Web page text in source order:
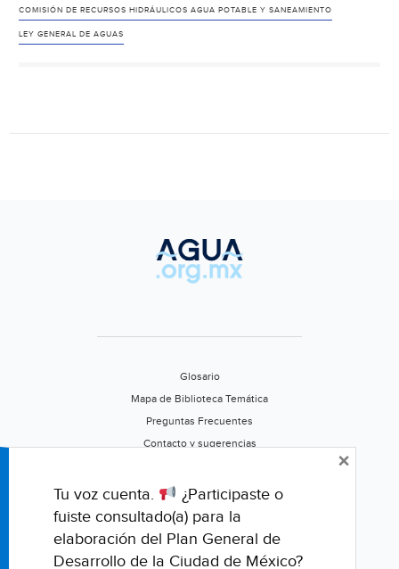
COMISIÓN DE RECURSOS HIDRÁULICOS AGUA POTABLE Y SANEAMIENTO
LEY GENERAL DE AGUAS
Glosario
Mapa de Biblioteca Temática
Preguntas Frecuentes
Contacto y sugerencias
Califica este portal
Tu voz cuenta.
¿Participaste o
fuiste consultado(a) para la
elaboración del Plan General de
Desarrollo de la Ciudad de México?
×